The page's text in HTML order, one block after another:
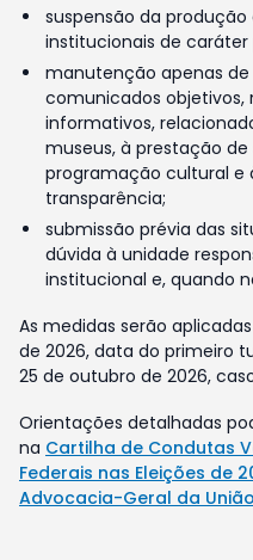
suspensão da
institucionais de
manutenção apenas de
comunicados objetivos,
informativos,
museus, à prestação de
programação cultural e
transparência;
submissão prévia das
dúvida à unidade
institucional e, quando
As medidas serão
de 2026, data do primeiro
25 de outubro de 2026,
Orientações detalhadas
na Cartilha de Condutas
Federais nas Eleições de
Advocacia-Geral da União